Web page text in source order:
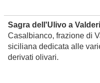
Sagra dell'Ulivo a
Casalbianco, frazione di
siciliana dedicata alle
derivati olivari.